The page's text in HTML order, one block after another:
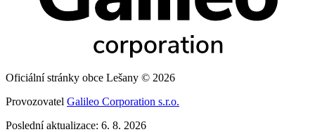
Oficiální stránky obce Lešany © 2026
Provozovatel Galileo Corporation s.r.o.
Poslední aktualizace: 6. 8. 2026